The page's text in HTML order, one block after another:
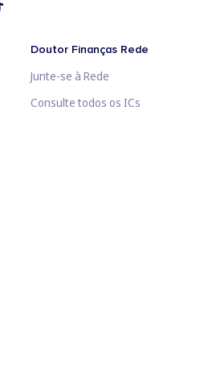
Doutor Finanças Rede
Junte-se à Rede
Consulte todos os ICs